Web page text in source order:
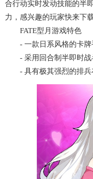
合行动实时发动技能的半
力，感兴趣的玩家快来下
FATE型月游戏特色
- 一款日系风格的卡牌
- 采用回合制半即时战
- 具有极其强烈的排兵